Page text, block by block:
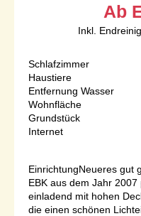
Ab
Inkl.
Schlafzimmer
Haustiere
Entfernung Wasser
Wohnfläche
Grundstück
Internet
EinrichtungNeueres gut
EBK aus dem Jahr
einladend mit hohen
die einen schönen